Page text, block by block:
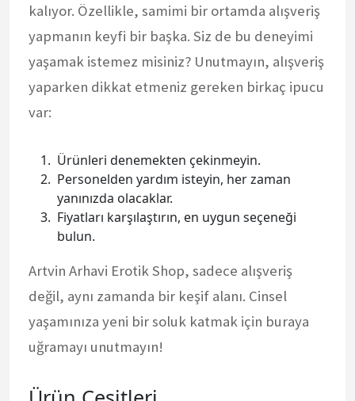
kalıyor. Özellikle, samimi bir ortamda alışveriş
yapmanın keyfi bir başka. Siz de bu deneyimi
yaşamak istemez misiniz? Unutmayın, alışveriş
yaparken dikkat etmeniz gereken birkaç ipucu
var:
Ürünleri denemekten çekinmeyin.
Personelden yardım isteyin, her zaman
yanınızda olacaklar.
Fiyatları karşılaştırın, en uygun seçeneği
bulun.
Artvin Arhavi Erotik Shop, sadece alışveriş
değil, aynı zamanda bir keşif alanı. Cinsel
yaşamınıza yeni bir soluk katmak için buraya
uğramayı unutmayın!